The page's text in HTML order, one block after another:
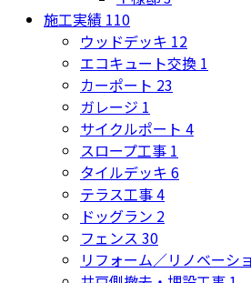
施工実績 110
ウッドデッキ 12
エコキュート交換 1
カーポート 23
ガレージ 1
サイクルポート 4
スロープ工事 1
タイルデッキ 6
テラス工事4
ドッグラン 2
フェンス 30
リフォーム／リノベーシ